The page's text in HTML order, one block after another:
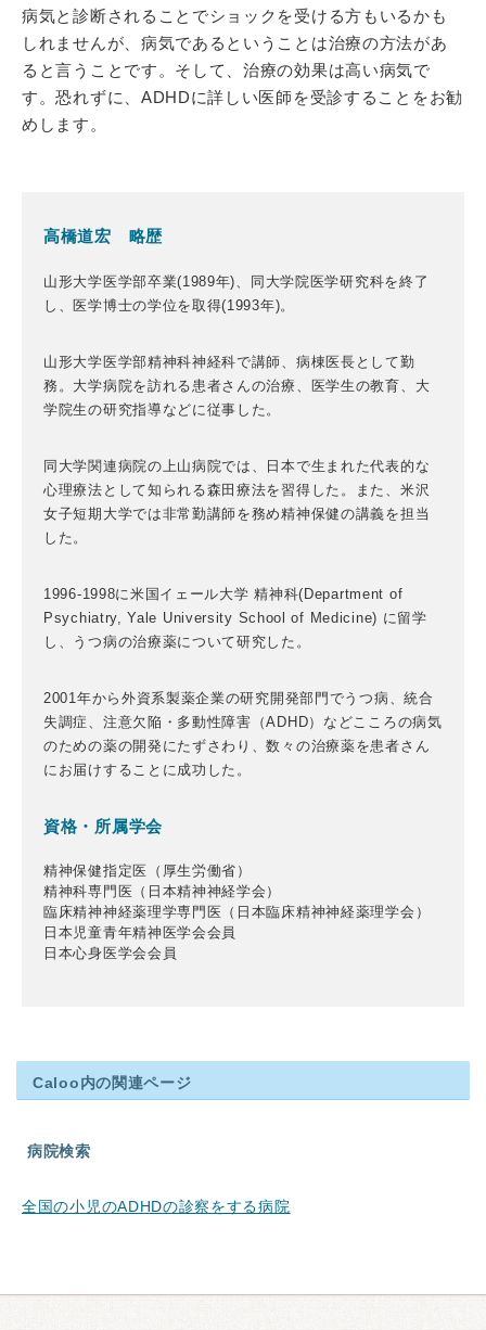
病気と診断されることでショックを受ける方もいるかも
しれませんが、病気であるということは治療の方法があ
ると言うことです。そして、治療の効果は高い病気で
す。恐れずに、ADHDに詳しい医師を受診することをお勧
めします。
高橋道宏 略歴
山形大学医学部卒業(1989年)、同大学院医学研究科を終了
し、医学博士の学位を取得(1993年)。
山形大学医学部精神科神経科で講師、病棟医長として勤
務。大学病院を訪れる患者さんの治療、医学生の教育、大
学院生の研究指導などに従事した。
同大学関連病院の上山病院では、日本で生まれた代表的な
心理療法として知られる森田療法を習得した。また、米沢
女子短期大学では非常勤講師を務め精神保健の講義を担当
した。
1996-1998に米国イェール大学 精神科(Department of
Psychiatry, Yale University School of Medicine) に留学
し、うつ病の治療薬について研究した。
2001年から外資系製薬企業の研究開発部門でうつ病、統合
失調症、注意欠陥・多動性障害（ADHD）などこころの病気
のための薬の開発にたずさわり、数々の治療薬を患者さん
にお届けすることに成功した。
資格・所属学会
精神保健指定医（厚生労働省）
精神科専門医（日本精神神経学会）
臨床精神神経薬理学専門医（日本臨床精神神経薬理学会）
日本児童青年精神医学会会員
日本心身医学会会員
Caloo内の関連ページ
病院検索
全国の小児のADHDの診察をする病院